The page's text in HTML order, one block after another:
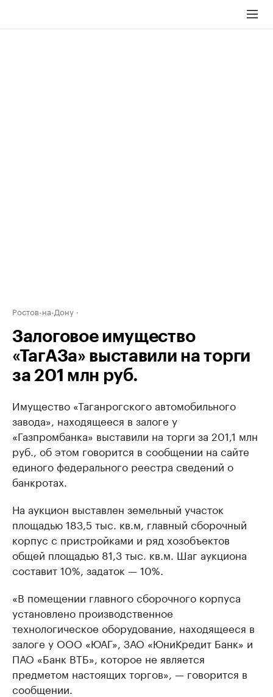
Ростов-на-Дону
Залоговое имущество
«ТагАЗа» выставили на торги
за 201 млн руб.
Имущество «Таганрогского автомобильного
завода», находящееся в залоге у
«Газпромбанка» выставили на торги за 201,1 млн
руб., об этом говорится в сообщении на сайте
единого федерального реестра сведений о
банкротах.
На аукцион выставлен земельный участок
площадью 183,5 тыс. кв.м, главный сборочный
корпус с пристройками и ряд хозобъектов
общей площадью 81,3 тыс. кв.м. Шаг аукциона
составит 10%, задаток — 10%.
«В помещении главного сборочного корпуса
установлено производственное
технологическое оборудование, находящееся в
залоге у ООО «ЮАГ», ЗАО «ЮниКредит Банк» и
ПАО «Банк ВТБ», которое не является
предметом настоящих торгов», — говорится в
сообщении.